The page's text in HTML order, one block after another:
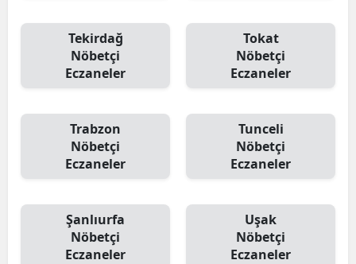
Tekirdağ
Nöbetçi
Eczaneler
Tokat
Nöbetçi
Eczaneler
Trabzon
Nöbetçi
Eczaneler
Tunceli
Nöbetçi
Eczaneler
Şanlıurfa
Nöbetçi
Eczaneler
Uşak
Nöbetçi
Eczaneler